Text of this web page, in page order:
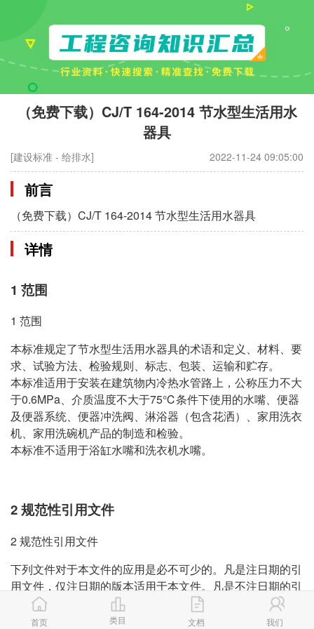
（免费下载）CJ/T 164-2014 节水型生活用水
器具
[建设标准 - 给排水] 2022-11-24 09:05:00
前言
（免费下载）CJ/T 164-2014 节水型生活用水器具
详情
1 范围
1 范围
本标准规定了节水型生活用水器具的术语和定义、材料、要
求、试验方法、检验规则、标志、包装、运输和贮存。
本标准适用于安装在建筑物内冷热水管路上，公称压力不大
于0.6MPa、介质温度不大于75℃条件下使用的水嘴、便器
及便器系统、便器冲洗阀、淋浴器（包含花洒）、家用洗衣
机、家用洗碗机产品的制造和检验。
本标准不适用于浴缸水嘴和洗衣机水嘴。
2 规范性引用文件
2 规范性引用文件
下列文件对于本文件的应用是必不可少的。凡是注日期的引
用文件，仅注日期的版本适用于本文件。凡是不注日期的引
用文件，其最新版本（包括所有的修改单）适用于本文件。
GB/T 4288 家用和类似用途电动洗衣机
首页 类目 文档 我们